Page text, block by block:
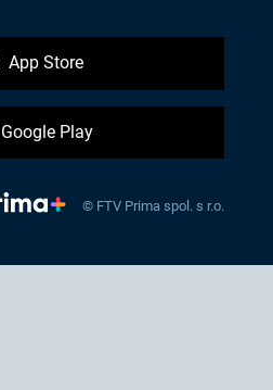
App Store
Google Play
© FTV Prima spol. s r.o.